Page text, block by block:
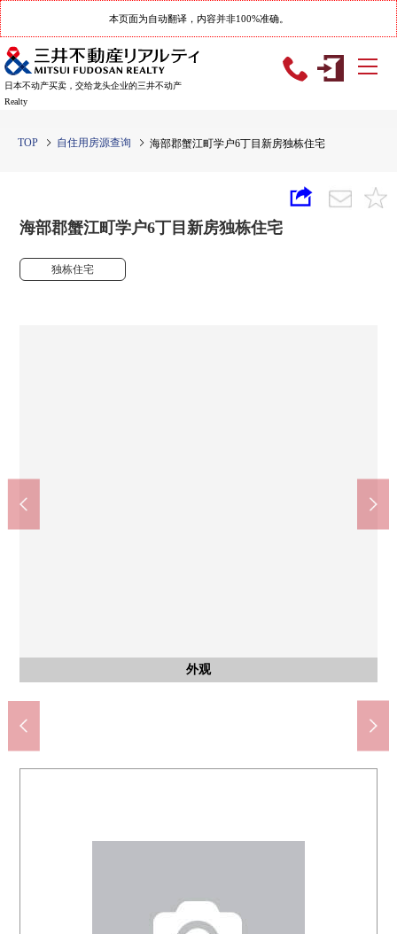
本页面为自动翻译，内容并非100%准确。
日本不动产买卖，交给龙头企业的三井不动产
Realty
TOP 自住用房源查询 海部郡蟹江町学户6丁目新房独栋住宅
海部郡蟹江町学户6丁目新房独栋住宅
独栋住宅
外观
室内
门口
门口
门口
厕所
收纳
客厅
客厅
客厅
厨房
厨房
厨房
厨房
厨房
洗脸
洗脸
室内
公共汽车
室内
室内
室内
室内
室内
厕所
厕所
室内
室内
室内
室内
室内
阳台
室内
阳台
风景
风景
含有前面道路的外观
蟹江町立蟹江北中学(约1290m)
piago蟹江商店(约350m)
7-Eleven蟹江町源氏商店(约270m)